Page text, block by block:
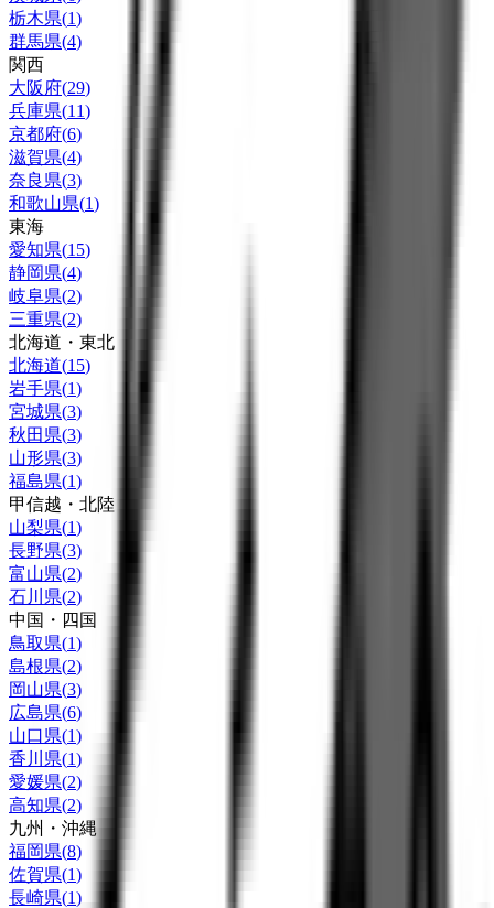
栃木県(1)
群馬県(4)
関西
大阪府(29)
兵庫県(11)
京都府(6)
滋賀県(4)
奈良県(3)
和歌山県(1)
東海
愛知県(15)
静岡県(4)
岐阜県(2)
三重県(2)
北海道・東北
北海道(15)
岩手県(1)
宮城県(3)
秋田県(3)
山形県(3)
福島県(1)
甲信越・北陸
山梨県(1)
長野県(3)
富山県(2)
石川県(2)
中国・四国
鳥取県(1)
島根県(2)
岡山県(3)
広島県(6)
山口県(1)
香川県(1)
愛媛県(2)
高知県(2)
九州・沖縄
福岡県(8)
佐賀県(1)
長崎県(1)